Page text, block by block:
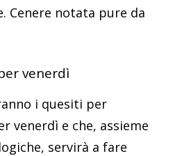
Cenere notata pure da
venerdì
i quesiti per
venerdì e che, assieme
servirà a fare